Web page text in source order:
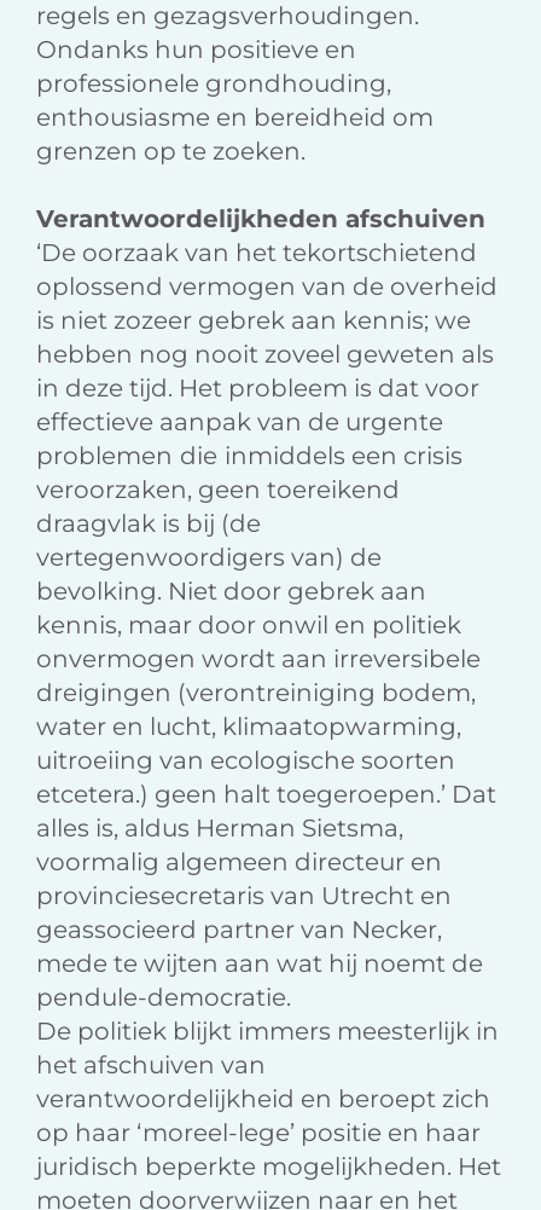
regels en gezagsverhoudingen.
Ondanks hun positieve en
professionele grondhouding,
enthousiasme en bereidheid om
grenzen op te zoeken.
Verantwoordelijkheden afschuiven
‘De oorzaak van het tekortschietend
oplossend vermogen van de overheid
is niet zozeer gebrek aan kennis; we
hebben nog nooit zoveel geweten als
in deze tijd. Het probleem is dat voor
effectieve aanpak van de urgente
problemen die inmiddels een crisis
veroorzaken, geen toereikend
draagvlak is bij (de
vertegenwoordigers van) de
bevolking. Niet door gebrek aan
kennis, maar door onwil en politiek
onvermogen wordt aan irreversibele
dreigingen (verontreiniging bodem,
water en lucht, klimaatopwarming,
uitroeiing van ecologische soorten
etcetera.) geen halt toegeroepen.’ Dat
alles is, aldus Herman Sietsma,
voormalig algemeen directeur en
provinciesecretaris van Utrecht en
geassocieerd partner van Necker,
mede te wijten aan wat hij noemt de
pendule-democratie.
De politiek blijkt immers meesterlijk in
het afschuiven van
verantwoordelijkheid en beroept zich
op haar ‘moreel-lege’ positie en haar
juridisch beperkte mogelijkheden. Het
moeten doorverwijzen naar en het